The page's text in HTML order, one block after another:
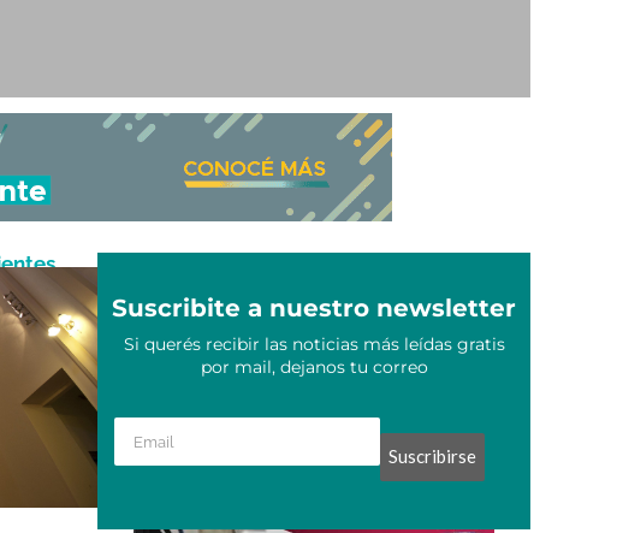
Suscribite a nuestro newsletter
Si querés recibir las noticias más leídas gratis
por mail, dejanos tu correo
Suscribirse